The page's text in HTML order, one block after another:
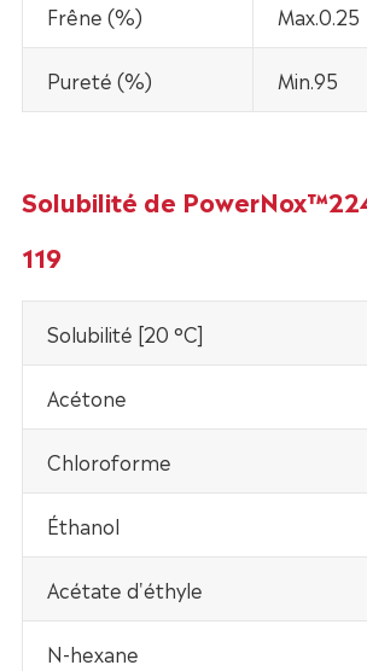
Frêne (%) Max.0.25
Pureté (%) Min.95
Solubilité de
119
Solubilité [20 °C]
Acétone
Chloroforme
Éthanol
Acétate d'éthyle
N-hexane